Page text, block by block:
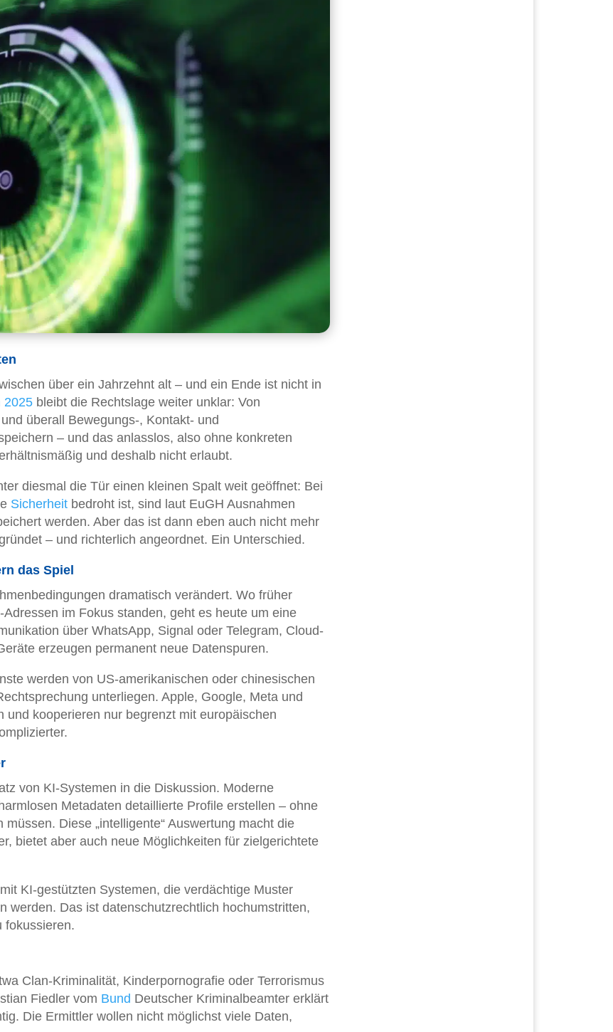
über ein Jahrzehnt alt – und ein Ende ist nicht in
2025 bleibt die Rechtslage weiter unklar: Von
überall Bewegungs-, Kontakt- und
– und das anlasslos, also ohne konkreten
und deshalb nicht erlaubt.
diesmal die Tür einen kleinen Spalt weit geöffnet: Bei
Sicherheit bedroht ist, sind laut EuGH Ausnahmen
werden. Aber das ist dann eben auch nicht mehr
– und richterlich angeordnet. Ein Unterschied.
das Spiel
dramatisch verändert. Wo früher
im Fokus standen, geht es heute um eine
über WhatsApp, Signal oder Telegram, Cloud-
erzeugen permanent neue Datenspuren.
werden von US-amerikanischen oder chinesischen
unterliegen. Apple, Google, Meta und
und kooperieren nur begrenzt mit europäischen
von KI-Systemen in die Diskussion. Moderne
Metadaten detaillierte Profile erstellen – ohne
Diese „intelligente“ Auswertung macht die
bietet aber auch neue Möglichkeiten für zielgerichtete
KI-gestützten Systemen, die verdächtige Muster
werden. Das ist datenschutzrechtlich hochumstritten,
fokussieren.
Clan-Kriminalität, Kinderpornografie oder Terrorismus
Fiedler vom Bund Deutscher Kriminalbeamter erklärt
Die Ermittler wollen nicht möglichst viele Daten,